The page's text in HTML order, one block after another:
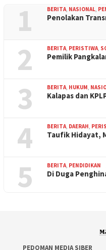
1 BERITA, NASIONAL,
Penolakan
2 BERITA, PERISTIWA,
Pemilik
3 BERITA, HUKUM,
Kalapas dan
4 BERITA, DAERAH,
Taufik Hidayat,
5 BERITA, PENDIDIKAN
Di Duga
PEDOMAN MEDIA SIBER